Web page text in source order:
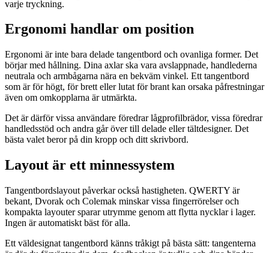
varje tryckning.
Ergonomi handlar om position
Ergonomi är inte bara delade tangentbord och ovanliga former. Det
börjar med hållning. Dina axlar ska vara avslappnade, handlederna
neutrala och armbågarna nära en bekväm vinkel. Ett tangentbord
som är för högt, för brett eller lutat för brant kan orsaka påfrestningar
även om omkopplarna är utmärkta.
Det är därför vissa användare föredrar lågprofilbrädor, vissa föredrar
handledsstöd och andra går över till delade eller tältdesigner. Det
bästa valet beror på din kropp och ditt skrivbord.
Layout är ett minnessystem
Tangentbordslayout påverkar också hastigheten. QWERTY är
bekant, Dvorak och Colemak minskar vissa fingerrörelser och
kompakta layouter sparar utrymme genom att flytta nycklar i lager.
Ingen är automatiskt bäst för alla.
Ett väldesignat tangentbord känns tråkigt på bästa sätt: tangenterna